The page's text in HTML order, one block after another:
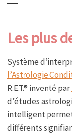
Les plus
Système
l’Astrologie
R.E.T.® inventé par
d’études
intelligent
différents